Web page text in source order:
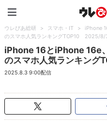
ウレぴあ総研 > スマホ・IT >
iPhone
のスマホ人気ランキングTOP10 2025/8/
iPhone 16とiPhone 16e
のスマホ人気ランキン
2025.8.3 9:00配信